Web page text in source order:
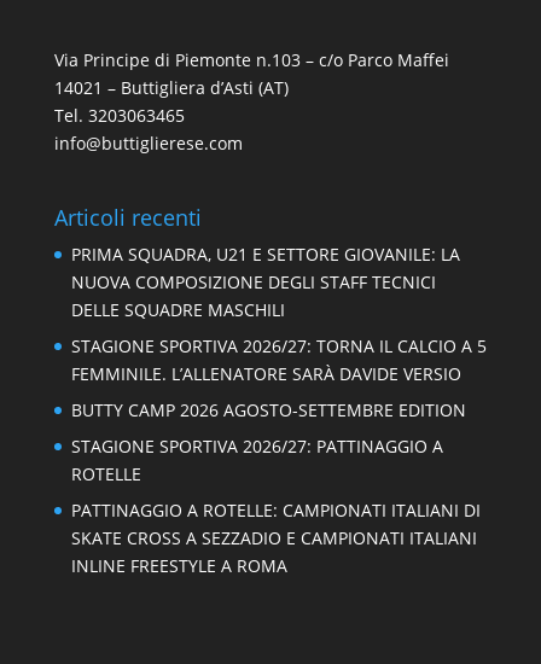
Via Principe di Piemonte n.103 – c/o Parco Maffei
14021 – Buttigliera d’Asti (AT)
Tel. 3203063465
info@buttiglierese.com
Articoli recenti
PRIMA SQUADRA, U21 E SETTORE GIOVANILE: LA
NUOVA COMPOSIZIONE DEGLI STAFF TECNICI
DELLE SQUADRE MASCHILI
STAGIONE SPORTIVA 2026/27: TORNA IL CALCIO A 5
FEMMINILE. L’ALLENATORE SARÀ DAVIDE VERSIO
BUTTY CAMP 2026 AGOSTO-SETTEMBRE EDITION
STAGIONE SPORTIVA 2026/27: PATTINAGGIO A
ROTELLE
PATTINAGGIO A ROTELLE: CAMPIONATI ITALIANI DI
SKATE CROSS A SEZZADIO E CAMPIONATI ITALIANI
INLINE FREESTYLE A ROMA